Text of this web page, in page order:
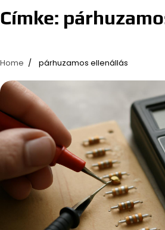
Címke:
Home párhuzamos ellenállás